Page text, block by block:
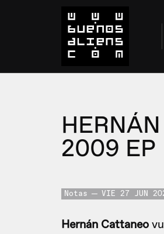
2009 EP
Notas VIE 27 JUN
Hernán Cattaneo